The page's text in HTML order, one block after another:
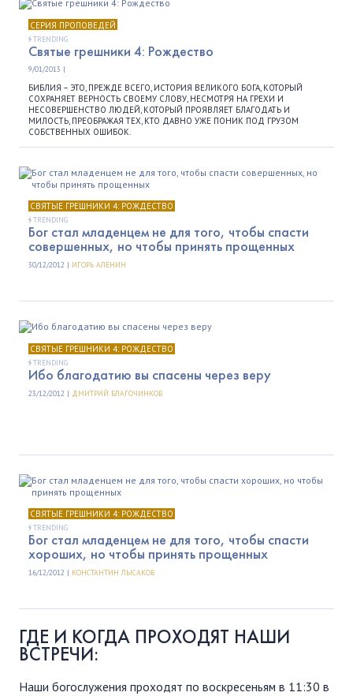
СЕРИЯ ПРОПОВЕДЕЙ
TRENDING
Святые грешники 4: Рождество
9/01/2013 |
БИБЛИЯ – ЭТО, ПРЕЖДЕ ВСЕГО, ИСТОРИЯ ВЕЛИКОГО БОГА, КОТОРЫЙ
СОХРАНЯЕТ ВЕРНОСТЬ СВОЕМУ СЛОВУ, НЕСМОТРЯ НА ГРЕХИ И
НЕСОВЕРШЕНСТВО ЛЮДЕЙ, КОТОРЫЙ ПРОЯВЛЯЕТ БЛАГОДАТЬ И
МИЛОСТЬ, ПРЕОБРАЖАЯ ТЕХ, КТО ДАВНО УЖЕ ПОНИК ПОД ГРУЗОМ
СОБСТВЕННЫХ ОШИБОК.
СВЯТЫЕ ГРЕШНИКИ 4: РОЖДЕСТВО
TRENDING
Бог стал младенцем не для того, чтобы спасти
совершенных, но чтобы принять прощенных
30/12/2012 | ИГОРЬ АЛЕНИН
СВЯТЫЕ ГРЕШНИКИ 4: РОЖДЕСТВО
TRENDING
Ибо благодатию вы спасены через веру
23/12/2012 | ДМИТРИЙ БЛАГОЧИНКОВ
СВЯТЫЕ ГРЕШНИКИ 4: РОЖДЕСТВО
TRENDING
Бог стал младенцем не для того, чтобы спасти
хороших, но чтобы принять прощенных
16/12/2012 | КОНСТАНТИН ЛЫСАКОВ
ГДЕ И КОГДА ПРОХОДЯТ НАШИ
ВСТРЕЧИ:
Наши богослужения проходят по воскресеньям в 11:30 в